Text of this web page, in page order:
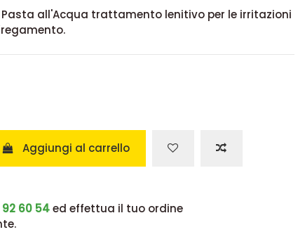
Pasta all'Acqua trattamento lenitivo per le irritazioni
Aggiungi al carrello
60 54ed effettua il tuo ordine